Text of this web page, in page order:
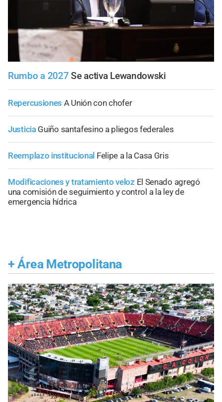
Rumbo a 2027 Se activa Lewandowski
Repercusiones A Unión con chofer
Justicia Guiño santafesino a pliegos federales
Reemplazo institucional Felipe a la Casa Gris
Modificaciones y tratamiento veloz El Senado agregó
una comisión de seguimiento y control a la ley de
emergencia hídrica
+ Área Metropolitana